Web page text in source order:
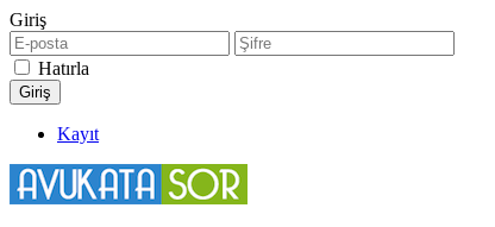
Giriş
Hatırla
Kayıt